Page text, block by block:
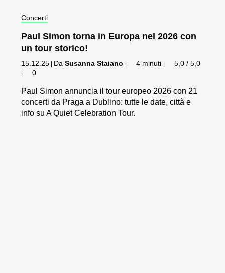
Concerti
Paul Simon torna in Europa nel 2026 con
un tour storico!
15.12.25 DaSusanna Staiano 4 minuti 5,0 / 5,0
0
Paul Simon annuncia il tour europeo 2026 con 21
concerti da Praga a Dublino: tutte le date, città e
info su A Quiet Celebration Tour.